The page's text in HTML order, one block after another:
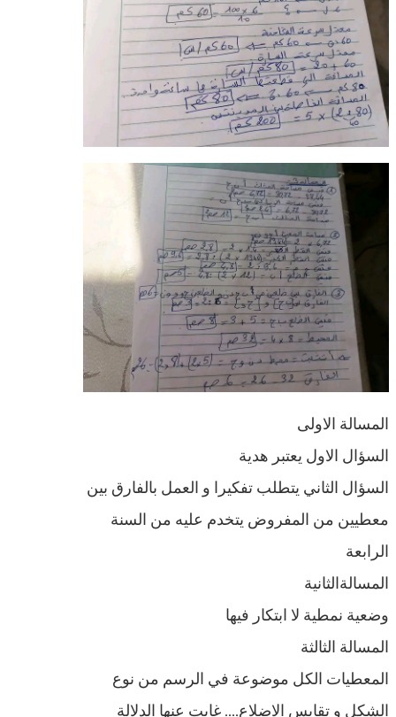
المسالة الاولى
السؤال الاول يعتبر هدية
السؤال الثاني يتطلب تفكيرا و العمل بالفارق بين
معطيين من المفروض يتخدم عليه من السنة
الرابعة
المسالةالثانية
وضعية نمطية لا ابتكار فيها
المسالة الثالثة
المعطيات الكل موضوعة في الرسم من نوع
الشكل و تقايس الاضلاع…. غابت عنها الدلالة